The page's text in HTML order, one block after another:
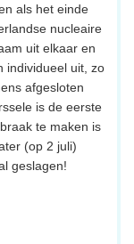
als het einde
nucleaire
uit elkaar en
individueel uit, zo
afgesloten
is de eerste
te maken is
(op 2 juli)
geslagen!